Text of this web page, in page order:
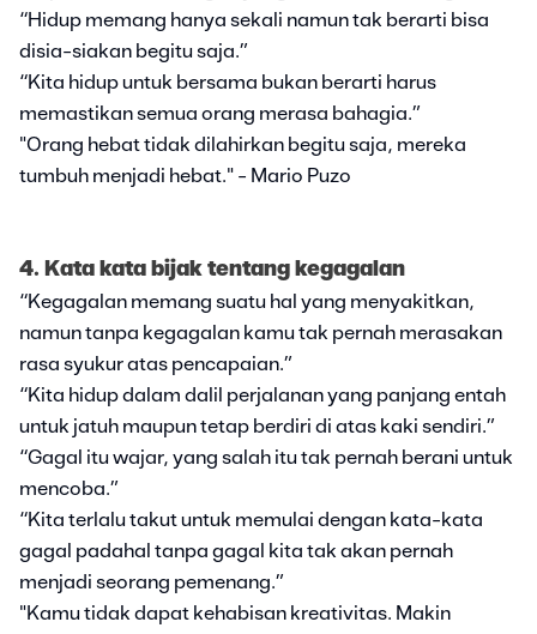
“Hidup memang hanya sekali namun tak berarti bisa
disia-siakan begitu saja.”
“Kita hidup untuk bersama bukan berarti harus
memastikan semua orang merasa bahagia.”
"Orang hebat tidak dilahirkan begitu saja, mereka
tumbuh menjadi hebat." - Mario Puzo
4. Kata kata bijak tentang kegagalan
“Kegagalan memang suatu hal yang menyakitkan,
namun tanpa kegagalan kamu tak pernah merasakan
rasa syukur atas pencapaian.”
“Kita hidup dalam dalil perjalanan yang panjang entah
untuk jatuh maupun tetap berdiri di atas kaki sendiri.”
“Gagal itu wajar, yang salah itu tak pernah berani untuk
mencoba.”
“Kita terlalu takut untuk memulai dengan kata-kata
gagal padahal tanpa gagal kita tak akan pernah
menjadi seorang pemenang.”
"Kamu tidak dapat kehabisan kreativitas. Makin